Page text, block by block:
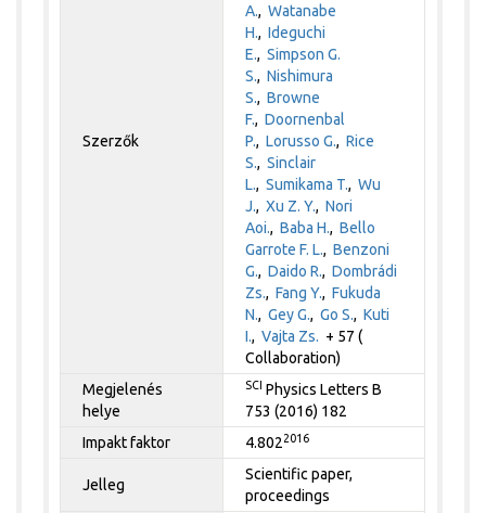
Szerzők
A.,Watanabe
H.,Ideguchi
E.,Simpson G.
S.,Nishimura
S.,Browne
F.,Doornenbal
P.,Lorusso G.,Rice
S.,Sinclair
L.,Sumikama T.,Wu
J.,Xu Z. Y.,Nori
Aoi.,Baba H.,Bello
Garrote F. L.,Benzoni
G.,Daido R.,Dombrádi
Zs.,Fang Y.,Fukuda
N.,Gey G.,Go S.,Kuti
I.,Vajta Zs. + 57 (
Collaboration)
Megjelenés
helye
SCI Physics Letters B
753 (2016) 182
Impakt faktor
4.8022016
Jelleg
Scientific paper,
proceedings